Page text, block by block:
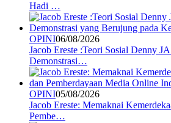
Hadi …
OPINI06/08/2026
Jacob Ereste :Teori Sosial Denny
Demonstrasi…
OPINI05/08/2026
Jacob Ereste: Memaknai
Pembe…